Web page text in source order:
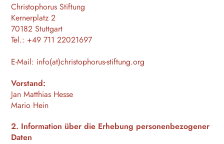
Christophorus Stiftung
Kernerplatz 2
70182 Stuttgart
Tel.: +49 711 22021697
E-Mail: info(at)christophorus-stiftung.org
Vorstand:
Jan Matthias Hesse
Mario Hein
2. Information über die Erhebung personenbezogener
Daten